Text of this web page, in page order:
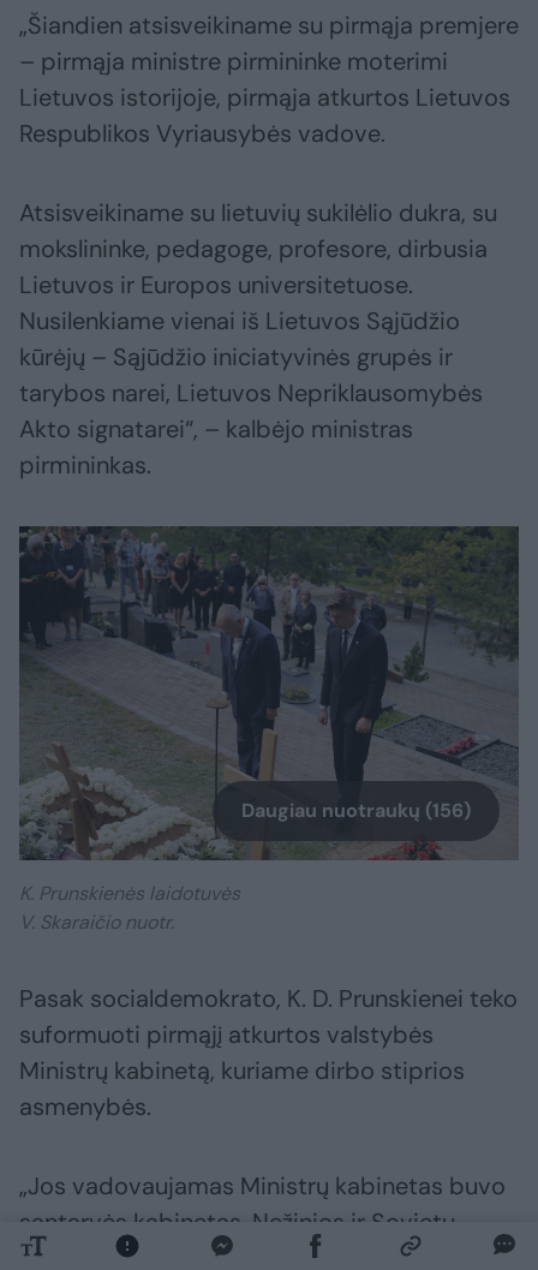
„Šiandien atsisveikiname su pirmąja premjere
– pirmąja ministre pirmininke moterimi
Lietuvos istorijoje, pirmąja atkurtos Lietuvos
Respublikos Vyriausybės vadove.
Atsisveikiname su lietuvių sukilėlio dukra, su
mokslininke, pedagoge, profesore, dirbusia
Lietuvos ir Europos universitetuose.
Nusilenkiame vienai iš Lietuvos Sąjūdžio
kūrėjų – Sąjūdžio iniciatyvinės grupės ir
tarybos narei, Lietuvos Nepriklausomybės
Akto signatarei“, – kalbėjo ministras
pirmininkas.
Daugiau nuotraukų (156)
K. Prunskienės laidotuvės
V. Skaraičio nuotr.
Pasak socialdemokrato, K. D. Prunskienei teko
suformuoti pirmąjį atkurtos valstybės
Ministrų kabinetą, kuriame dirbo stiprios
asmenybės.
„Jos vadovaujamas Ministrų kabinetas buvo
santarvės kabinetas. Nežinios ir Sovietų
Sąjungos nuolatinės karinės grėsmės